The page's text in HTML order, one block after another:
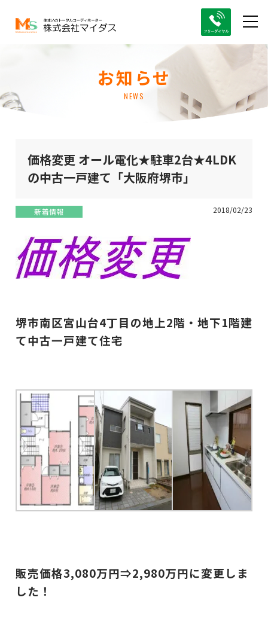
お知らせ
NEWS
価格変更 オール電化★駐車2台★4LDK
の中古一戸建て「大阪府堺市」
新着情報 2018/02/23
堺市南区宮山台4丁目の地上2階・地下1階建
て中古一戸建て住宅
販売価格3,080万円⇒2,980万円に変更しま
した！